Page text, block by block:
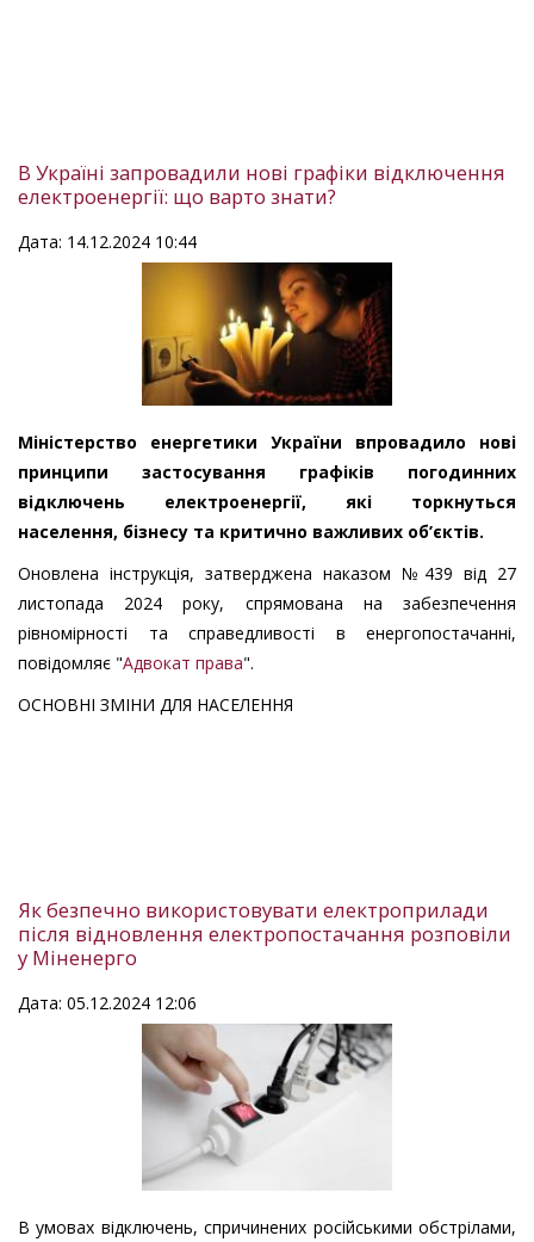
В Україні запровадили нові графіки відключення
електроенергії: що варто знати?
Дата: 14.12.2024 10:44
Міністерство енергетики України впровадило нові
принципи застосування графіків погодинних
відключень електроенергії, які торкнуться
населення, бізнесу та критично важливих об’єктів.
Оновлена інструкція, затверджена наказом №439 від 27
листопада 2024 року, спрямована на забезпечення
рівномірності та справедливості в енергопостачанні,
повідомляє "Адвокат права".
ОСНОВНІ ЗМІНИ ДЛЯ НАСЕЛЕННЯ
Як безпечно використовувати електроприлади
після відновлення електропостачання розповіли
у Міненерго
Дата: 05.12.2024 12:06
В умовах відключень, спричинених російськими обстрілами,